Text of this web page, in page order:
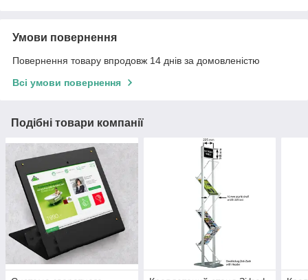
Умови повернення
Повернення товару впродовж 14 днів за домовленістю
Всі умови повернення
Подібні товари компанії